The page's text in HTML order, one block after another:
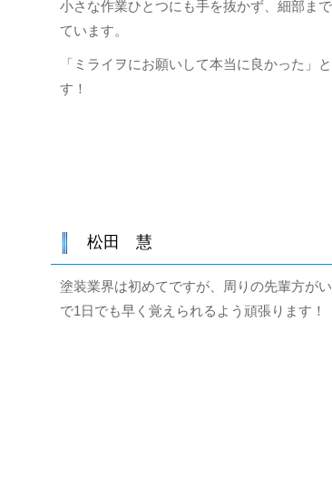
小さな作業ひとつにも手を抜かず、細部ま
ています。
「ミライヲにお願いして本当に良かった」
す！
松田 慧
塗装業界は初めてですが、周りの先輩方が
で1日でも早く覚えられるよう頑張ります！